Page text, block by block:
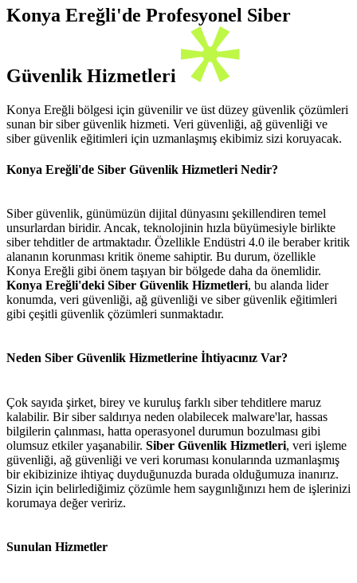
Konya Ereğli'de Profesyonel Siber
Güvenlik Hizmetleri
Konya Ereğli bölgesi için güvenilir ve üst düzey güvenlik çözümleri
sunan bir siber güvenlik hizmeti. Veri güvenliği, ağ güvenliği ve
siber güvenlik eğitimleri için uzmanlaşmış ekibimiz sizi koruyacak.
Konya Ereğli'de Siber Güvenlik Hizmetleri Nedir?
Siber güvenlik, günümüzün dijital dünyasını şekillendiren temel
unsurlardan biridir. Ancak, teknolojinin hızla büyümesiyle birlikte
siber tehditler de artmaktadır. Özellikle Endüstri 4.0 ile beraber kritik
alananın korunması kritik öneme sahiptir. Bu durum, özellikle
Konya Ereğli gibi önem taşıyan bir bölgede daha da önemlidir.
Konya Ereğli'deki Siber Güvenlik Hizmetleri, bu alanda lider
konumda, veri güvenliği, ağ güvenliği ve siber güvenlik eğitimleri
gibi çeşitli güvenlik çözümleri sunmaktadır.
Neden Siber Güvenlik Hizmetlerine İhtiyacınız Var?
Çok sayıda şirket, birey ve kuruluş farklı siber tehditlere maruz
kalabilir. Bir siber saldırıya neden olabilecek malware'lar, hassas
bilgilerin çalınması, hatta operasyonel durumun bozulması gibi
olumsuz etkiler yaşanabilir. Siber Güvenlik Hizmetleri, veri işleme
güvenliği, ağ güvenliği ve veri koruması konularında uzmanlaşmış
bir ekibizinize ihtiyaç duyduğunuzda burada olduğumuza inanırız.
Sizin için belirlediğimiz çözümle hem saygınlığınızı hem de işlerinizi
korumaya değer veririz.
Sunulan Hizmetler